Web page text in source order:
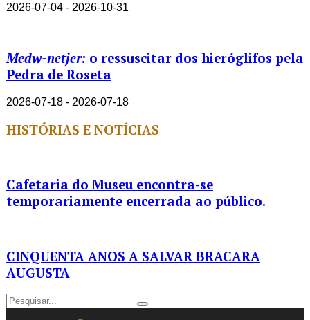
2026-07-04 - 2026-10-31
Medw-netjer: o ressuscitar dos hieróglifos pela
Pedra de Roseta
2026-07-18 - 2026-07-18
HISTÓRIAS E NOTÍCIAS
Cafetaria do Museu encontra-se
temporariamente encerrada ao público.
CINQUENTA ANOS A SALVAR BRACARA
AUGUSTA